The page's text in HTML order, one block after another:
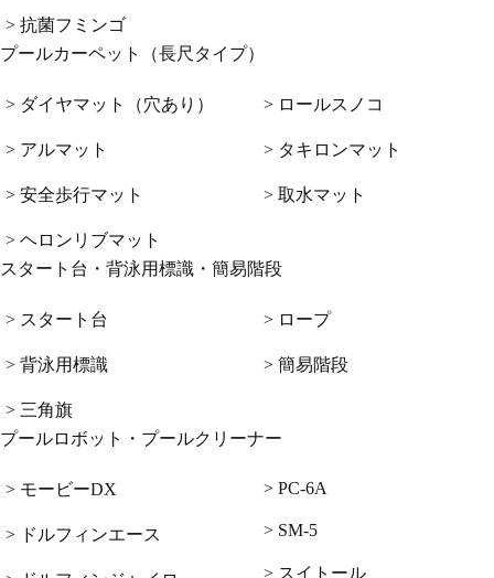
> 抗菌フミンゴ
プールカーペット（長尺タイプ）
> ダイヤマット（穴あり）
> アルマット
> 安全歩行マット
> ヘロンリブマット
> ロールスノコ
> タキロンマット
> 取水マット
スタート台・背泳用標識・簡易階段
> スタート台
> 背泳用標識
> 三角旗
> ロープ
> 簡易階段
プールロボット・プールクリーナー
> モービーDX
> ドルフィンエース
> PC-6A
> SM-5
> スイトール